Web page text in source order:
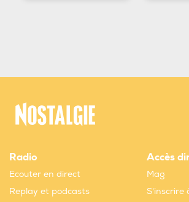
Radio
Ecouter en direct
Replay et podcasts
Accès
Mag
S'inscrire